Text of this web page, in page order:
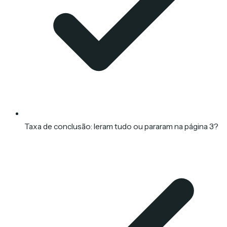
Taxa de conclusão: leram tudo ou pararam na página 3?